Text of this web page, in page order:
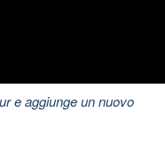
e aggiunge un nuovo